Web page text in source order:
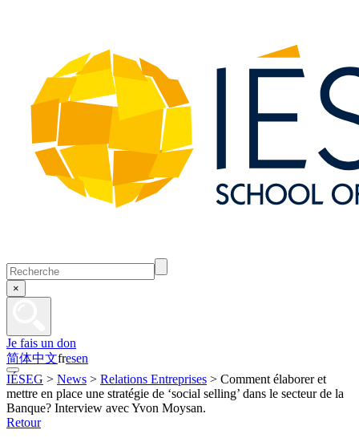
×
Je fais un don
简体中文fresen
IÉSEG > News > Relations Entreprises > Comment élaborer et
mettre en place une stratégie de ‘social selling’ dans le secteur de la
Banque? Interview avec Yvon Moysan.
Retour